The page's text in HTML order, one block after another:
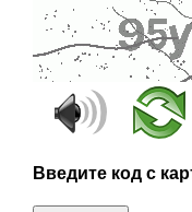
Введите код с